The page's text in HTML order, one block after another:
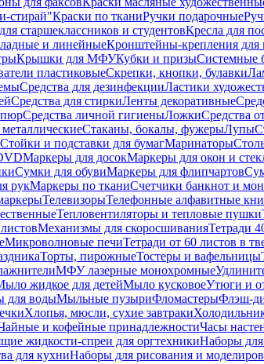
стирай"Краски по тканиРучки подарочные
старшеклассников и студентовКресла для
и линейныеКронштейны-крепления для
Крышки для МФУКубки и призыСистемные
пластиковыеСкрепки, кнопки, булавки
Средства для дезинфекцииЛастики
Средства для стиркиЛенты декоративные
Средства личной гигиеныЛожкиСредства
Стаканы, бокалы, фужерыЛупы
Стойки и подставки для бумагМаринаторы
Маркеры для досокМаркеры для окон и
Сумки для обувиМаркеры для флипчартов
рукМаркеры по тканиСчетчики банкнот и
ТелевизорыТелефонные алфавитные
Тепловентиляторы и тепловые пушки
Механизмы для скоросшиванияТетради
Микроволновые печиТетради от 60 листов в
Торты, пирожныеТостеры и вафельницы
МФУ лазерные монохромные
жидкое для детейМыло кусковоеУтюги и
для водыМыльные пузыриФломастерыФлэш-
Хлопья, мюсли, сухие завтраки
и кофейные принадлежностиЧасы
жидкости-спреи для оргтехникиНаборы
для кухниНаборы для рисования и